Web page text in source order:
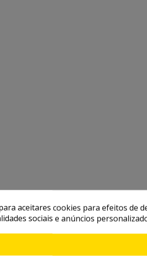
aceitares cookies para efeitos de
sociais e anúncios